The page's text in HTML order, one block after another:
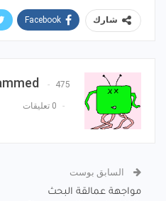
شارك Facebook
475 المشاركات
0 تعليقات
السابق بوست
مواجهة عمالقة البحث